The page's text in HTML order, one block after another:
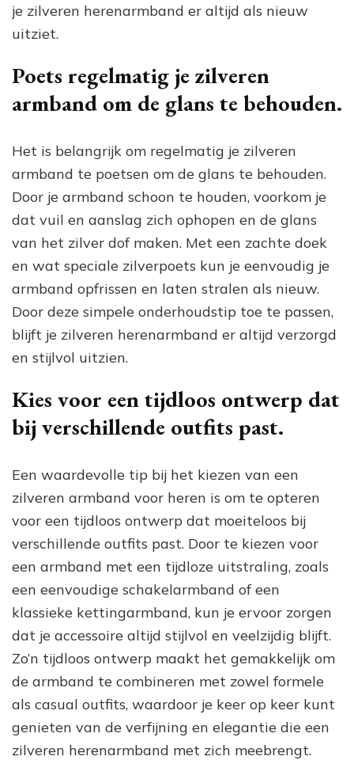
je zilveren herenarmband er altijd als nieuw
uitziet.
Poets regelmatig je zilveren
armband om de glans te behouden.
Het is belangrijk om regelmatig je zilveren
armband te poetsen om de glans te behouden.
Door je armband schoon te houden, voorkom je
dat vuil en aanslag zich ophopen en de glans
van het zilver dof maken. Met een zachte doek
en wat speciale zilverpoets kun je eenvoudig je
armband opfrissen en laten stralen als nieuw.
Door deze simpele onderhoudstip toe te passen,
blijft je zilveren herenarmband er altijd verzorgd
en stijlvol uitzien.
Kies voor een tijdloos ontwerp dat
bij verschillende outfits past.
Een waardevolle tip bij het kiezen van een
zilveren armband voor heren is om te opteren
voor een tijdloos ontwerp dat moeiteloos bij
verschillende outfits past. Door te kiezen voor
een armband met een tijdloze uitstraling, zoals
een eenvoudige schakelarmband of een
klassieke kettingarmband, kun je ervoor zorgen
dat je accessoire altijd stijlvol en veelzijdig blijft.
Zo’n tijdloos ontwerp maakt het gemakkelijk om
de armband te combineren met zowel formele
als casual outfits, waardoor je keer op keer kunt
genieten van de verfijning en elegantie die een
zilveren herenarmband met zich meebrengt.